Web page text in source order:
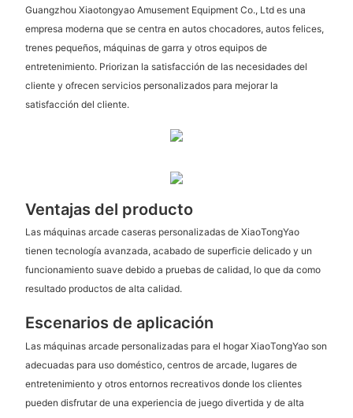
Guangzhou Xiaotongyao Amusement Equipment Co., Ltd es una
empresa moderna que se centra en autos chocadores, autos felices,
trenes pequeños, máquinas de garra y otros equipos de
entretenimiento. Priorizan la satisfacción de las necesidades del
cliente y ofrecen servicios personalizados para mejorar la
satisfacción del cliente.
Ventajas del producto
Las máquinas arcade caseras personalizadas de XiaoTongYao
tienen tecnología avanzada, acabado de superficie delicado y un
funcionamiento suave debido a pruebas de calidad, lo que da como
resultado productos de alta calidad.
Escenarios de aplicación
Las máquinas arcade personalizadas para el hogar XiaoTongYao son
adecuadas para uso doméstico, centros de arcade, lugares de
entretenimiento y otros entornos recreativos donde los clientes
pueden disfrutar de una experiencia de juego divertida y de alta